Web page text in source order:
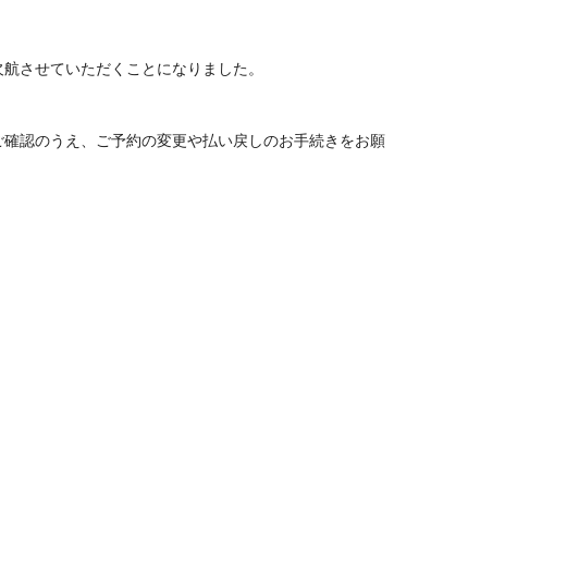
させていただくことになりました。
認のうえ、ご予約の変更や払い戻しのお手続きをお願